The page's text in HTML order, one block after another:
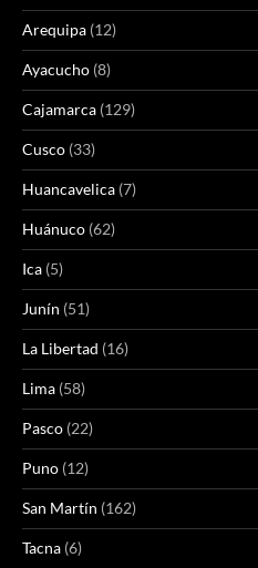
Arequipa (12)
Ayacucho (8)
Cajamarca (129)
Cusco (33)
Huancavelica (7)
Huánuco (62)
Ica (5)
Junín (51)
La Libertad (16)
Lima (58)
Pasco (22)
Puno (12)
San Martín (162)
Tacna (6)